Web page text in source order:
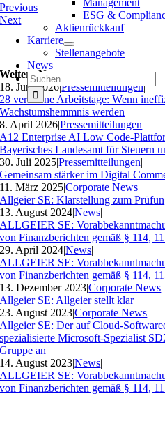
Management
ESG &
Aktienrückkauf
Karriere
Stellenangebote
News
Suche
nach:
Previous
Next
Weitere News
18. Juni 2026|Pressemitteilungen|
28 verlorene Arbeitstage: Wenn
Wachstumshemmnis werden
8. April 2026|Pressemitteilungen|
A12 Enterprise AI Low Code-
Bayerisches Landesamt für Steuern
30. Juli 2025|Pressemitteilungen|
Gemeinsam stärker im Digital
11. März 2025|Corporate News|
Allgeier SE: Klarstellung zum
13. August 2024|News|
ALLGEIER SE:
von Finanzberichten gemäß § 114,
29. April 2024|News|
ALLGEIER SE:
von Finanzberichten gemäß § 114,
13. Dezember 2023|Corporate News|
Allgeier SE: Allgeier stellt klar
23. August 2023|Corporate News|
Allgeier SE: Der auf Cloud-
spezialisierte Microsoft-Spezialist
Gruppe an
14. August 2023|News|
ALLGEIER SE:
von Finanzberichten gemäß § 114,